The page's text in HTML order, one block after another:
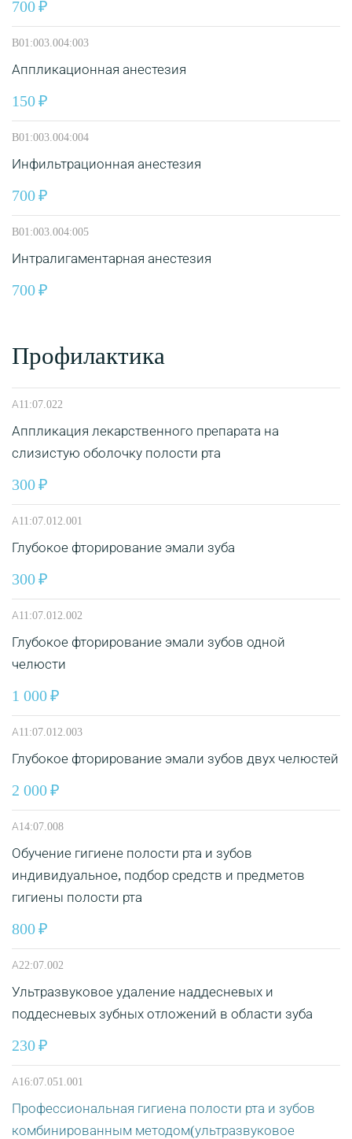
700
B01:003.004:003
Аппликационная анестезия
150
B01:003.004:004
Инфильтрационная анестезия
700
B01:003.004:005
Интралигаментарная анестезия
700
Профилактика
А11:07.022
Аппликация лекарственного препарата на
слизистую оболочку полости рта
300
А11:07.012.001
Глубокое фторирование эмали зуба
300
А11:07.012.002
Глубокое фторирование эмали зубов одной
челюсти
1 000
А11:07.012.003
Глубокое фторирование эмали зубов двух челюстей
2 000
А14:07.008
Обучение гигиене полости рта и зубов
индивидуальное, подбор средств и предметов
гигиены полости рта
800
А22:07.002
Ультразвуковое удаление наддесневых и
поддесневых зубных отложений в области зуба
230
А16:07.051.001
Профессиональная гигиена полости рта и зубов
комбинированным методом(ультразвуковое